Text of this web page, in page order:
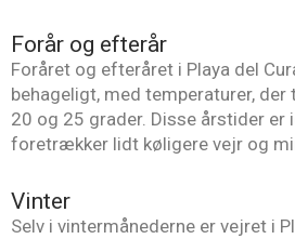
Forår og efterår
Foråret og efteråret i Playa del
behageligt, med temperaturer,
20 og 25 grader. Disse årstider er
foretrækker lidt køligere vejr og
Vinter
Selv i vintermånederne er vejret i